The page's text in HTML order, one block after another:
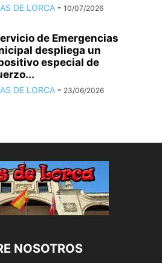
DE LORCA - 10/07/2026
de Emergencias
despliega un
especial de
DE LORCA - 23/06/2026
NOSOTROS